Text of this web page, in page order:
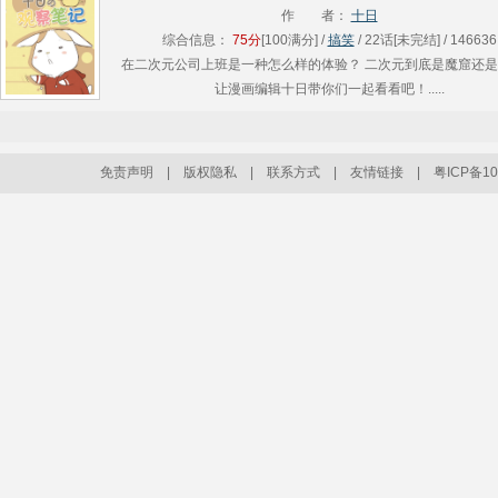
作 者： 十日
综合信息： 75分[100满分] /搞笑/ 22话[未完结] / 146636
在二次元公司上班是一种怎么样的体验？ 二次元到底是魔窟还
让漫画编辑十日带你们一起看看吧！.....
免责声明 版权隐私 联系方式 友情链接 粤ICP备